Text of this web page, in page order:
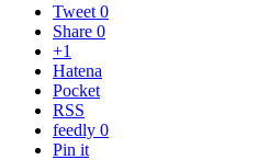
Tweet 0
Share 0
+1
Hatena
Pocket
RSS
feedly 0
Pin it